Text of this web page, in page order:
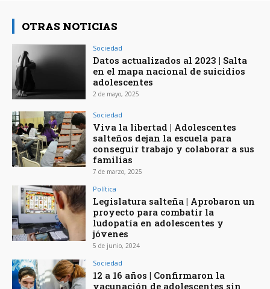
OTRAS NOTICIAS
Sociedad
Datos actualizados al 2023 | Salta
en el mapa nacional de suicidios
adolescentes
2 de mayo, 2025
Sociedad
Viva la libertad | Adolescentes
salteños dejan la escuela para
conseguir trabajo y colaborar a sus
familias
7 de marzo, 2025
Política
Legislatura salteña | Aprobaron un
proyecto para combatir la
ludopatía en adolescentes y
jóvenes
5 de junio, 2024
Sociedad
12 a 16 años | Confirmaron la
vacunación de adolescentes sin